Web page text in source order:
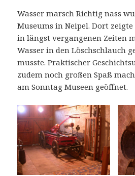
Wasser marsch Richtig nass
Museums in Neipel. Dort
in längst vergangenen Zeiten
Wasser in den Löschschlauch
musste. Praktischer
zudem noch großen Spaß
am Sonntag Museen geöffnet.